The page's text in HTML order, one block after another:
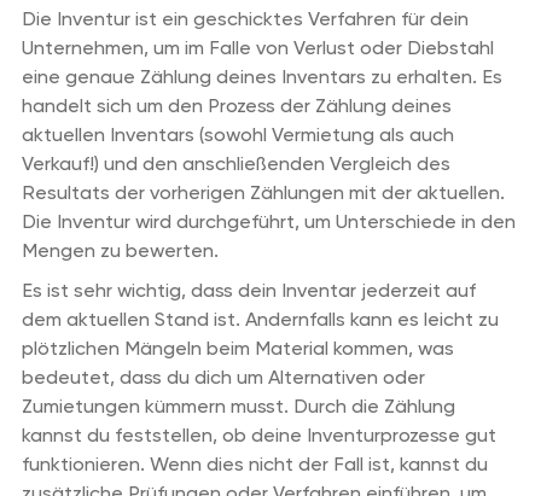
Die Inventur ist ein geschicktes Verfahren für dein
Unternehmen, um im Falle von Verlust oder Diebstahl
eine genaue Zählung deines Inventars zu erhalten. Es
handelt sich um den Prozess der Zählung deines
aktuellen Inventars (sowohl Vermietung als auch
Verkauf!) und den anschließenden Vergleich des
Resultats der vorherigen Zählungen mit der aktuellen.
Die Inventur wird durchgeführt, um Unterschiede in den
Mengen zu bewerten.
Es ist sehr wichtig, dass dein Inventar jederzeit auf
dem aktuellen Stand ist. Andernfalls kann es leicht zu
plötzlichen Mängeln beim Material kommen, was
bedeutet, dass du dich um Alternativen oder
Zumietungen kümmern musst. Durch die Zählung
kannst du feststellen, ob deine Inventurprozesse gut
funktionieren. Wenn dies nicht der Fall ist, kannst du